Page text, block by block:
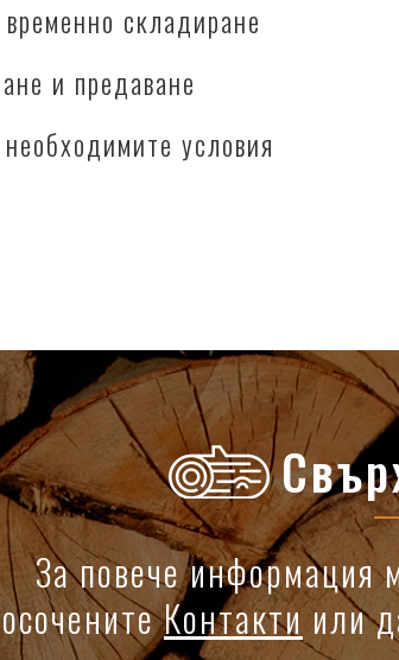
складиране
и предаване
условия
За повече информация
Контактиили